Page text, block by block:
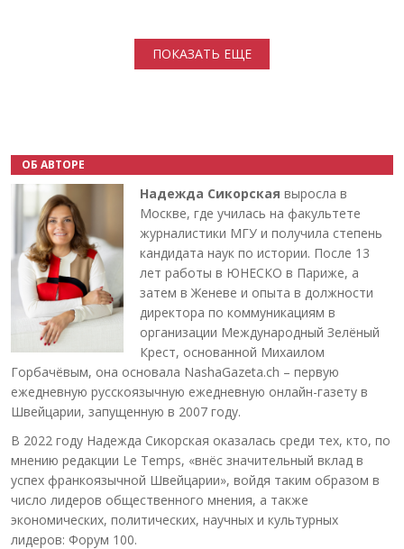
ПОКАЗАТЬ ЕЩЕ
ОБ АВТОРЕ
Надежда Сикорская выросла в
Москве, где училась на факультете
журналистики МГУ и получила степень
кандидата наук по истории. После 13
лет работы в ЮНЕСКО в Париже, а
затем в Женеве и опыта в должности
директора по коммуникациям в
организации Международный Зелёный
Крест, основанной Михаилом
Горбачёвым, она основала NashaGazeta.ch – первую
ежедневную русскоязычную ежедневную онлайн-газету в
Швейцарии, запущенную в 2007 году.
В 2022 году Надежда Сикорская оказалась среди тех, кто, по
мнению редакции Le Temps, «внёс значительный вклад в
успех франкоязычной Швейцарии», войдя таким образом в
число лидеров общественного мнения, а также
экономических, политических, научных и культурных
лидеров: Форум 100.